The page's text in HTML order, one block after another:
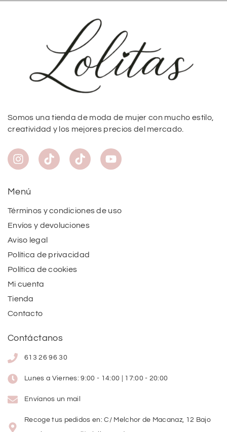
Somos una tienda de moda de mujer con mucho estilo,
creatividad y los mejores precios del mercado.
Menú
Términos y condiciones de uso
Envíos y devoluciones
Aviso legal
Política de privacidad
Política de cookies
Mi cuenta
Tienda
Contacto
Contáctanos
613 26 96 30
Lunes a Viernes: 9:00 - 14:00 | 17:00 - 20:00
Envíanos un mail
Recoge tus pedidos en: C/ Melchor de Macanaz, 12 Bajo